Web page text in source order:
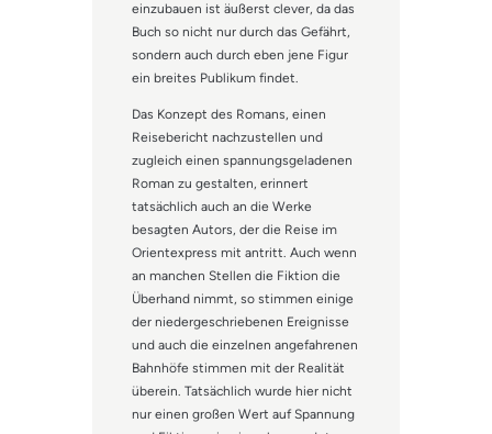
einzubauen ist äußerst clever, da das
Buch so nicht nur durch das Gefährt,
sondern auch durch eben jene Figur
ein breites Publikum findet.
Das Konzept des Romans, einen
Reisebericht nachzustellen und
zugleich einen spannungsgeladenen
Roman zu gestalten, erinnert
tatsächlich auch an die Werke
besagten Autors, der die Reise im
Orientexpress mit antritt. Auch wenn
an manchen Stellen die Fiktion die
Überhand nimmt, so stimmen einige
der niedergeschriebenen Ereignisse
und auch die einzelnen angefahrenen
Bahnhöfe stimmen mit der Realität
überein. Tatsächlich wurde hier nicht
nur einen großen Wert auf Spannung